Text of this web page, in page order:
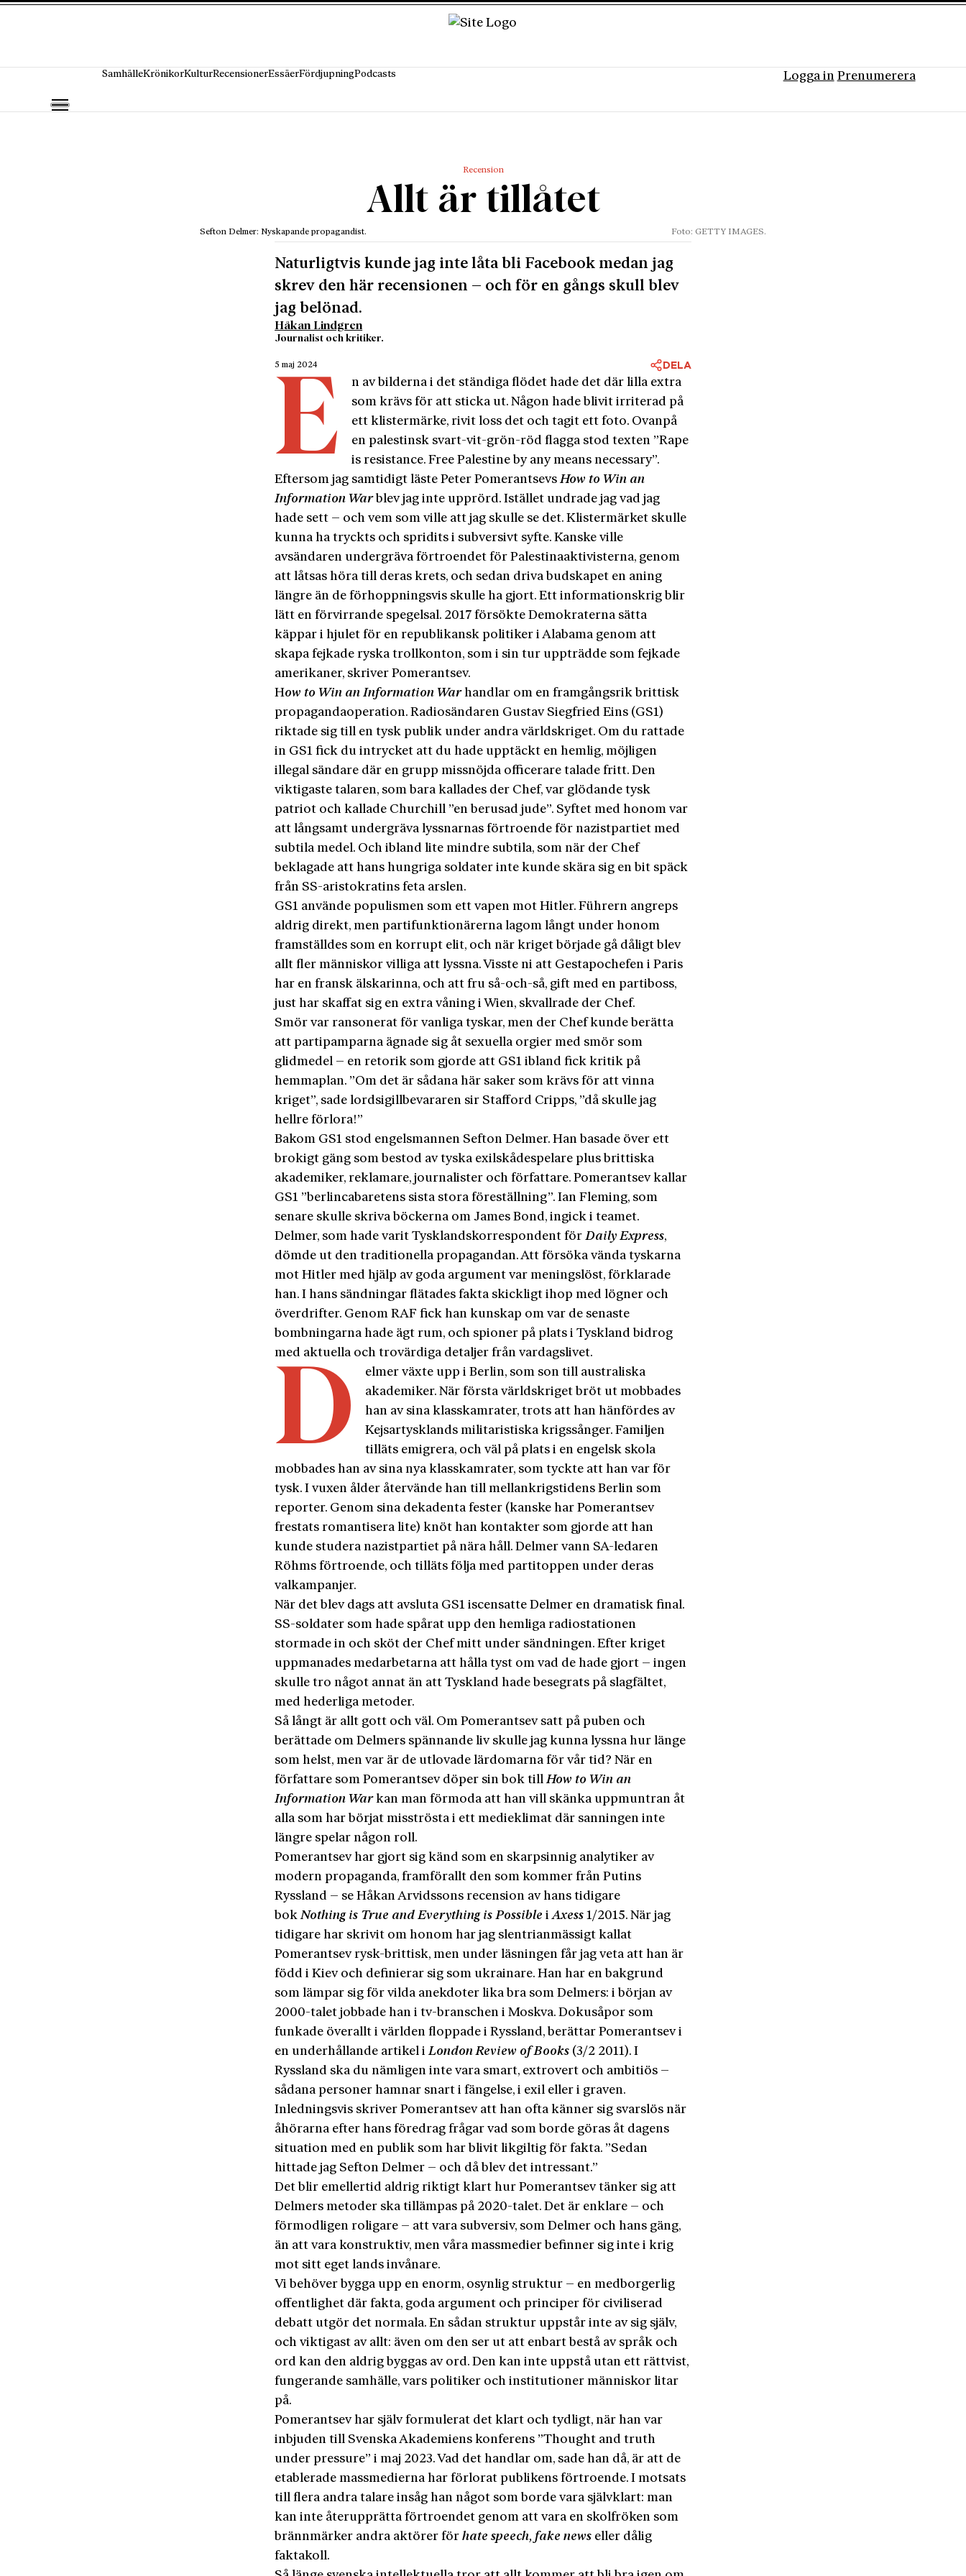
SamhälleKrönikorKulturRecensionerEssäerFördjupningPodcasts Logga in Prenumerera
Recension
Allt är tillåtet
Sefton Delmer: Nyskapande propagandist. Foto: GETTY IMAGES.
Naturligtvis kunde jag inte låta bli Facebook medan jag
skrev den här recensionen – och för en gångs skull blev
jag belönad.
Håkan Lindgren
Journalist och kritiker.
5 maj 2024 DELA
E
n av bilderna i det ständiga flödet hade det där lilla extra
som krävs för att sticka ut. Någon hade blivit irriterad på
ett klistermärke, rivit loss det och tagit ett foto. Ovanpå
en palestinsk svart-vit-grön-röd flagga stod texten ”Rape
is resistance. Free Palestine by any means necessary”.
Eftersom jag samtidigt läste Peter PomerantsevsHow to Win an
Information Warblev jag inte upprörd. Istället undrade jag vad jag
hade sett – och vem som ville att jag skulle se det. Klistermärket skulle
kunna ha tryckts och spridits i subversivt syfte. Kanske ville
avsändaren undergräva förtroendet för Palestina­aktivisterna, genom
att låtsas höra till deras krets, och sedan driva budskapet en aning
längre än de förhoppningsvis skulle ha gjort. Ett informationskrig blir
lätt en förvirrande spegelsal. 2017 försökte Demokraterna sätta
käppar i hjulet för en republikansk politiker i Alabama genom att
skapa fejkade ryska trollkonton, som i sin tur uppträdde som fejkade
amerikaner, skriver Pomerantsev.
How to Win an Information Warhandlar om en framgångsrik brittisk
propagandaoperation. Radiosändaren Gustav Siegfried Eins (GS1)
riktade sig till en tysk publik under andra världskriget. Om du rattade
in GS1 fick du intrycket att du hade upptäckt en hemlig, möjligen
illegal sändare där en grupp missnöjda officerare talade fritt. Den
viktigaste talaren, som bara kal­lades der Chef, var glödande tysk
patriot­ och kal­lade Churchill ”en berusad jude”. Syftet med honom var
att långsamt undergräva lyssnarnas förtroende för nazistpartiet med
subtila medel. Och ibland lite mindre subtila, som när der Chef
beklagade att hans hungriga soldater inte kunde skära sig en bit späck
från SS-aristokratins feta arslen.
GS1 använde populismen som ett vapen mot Hitler. Führern angreps
aldrig direkt, men partifunktionärerna lagom långt under honom
framställdes som en korrupt elit, och när kriget började gå dåligt blev
allt fler människor villiga att lyssna. Visste ni att Gestapochefen i Paris
har en fransk älskarinna, och att fru så-och-så, gift med en partiboss,
just har skaffat sig en extra våning i Wien, skvallrade der Chef.
Smör var ransonerat för vanliga tyskar, men der Chef kunde berätta
att partipamparna ägnade sig åt sexuella orgier med smör som
glidmedel – en retorik som gjorde att GS1 ibland fick kritik på
hemma­plan. ”Om det är sådana här saker som krävs för att vinna
kriget”, sade lordsigillbevararen sir Stafford Cripps, ”då skulle jag
hellre förlora!”
Bakom GS1 stod engelsmannen Sefton Delmer. Han basade över ett
brokigt gäng som bestod av tyska exilskådespelare plus brittiska
akademiker, reklamare, journalister och författare. Pomerantsev kallar
GS1 ”berlincabaretens sista stora föreställning”. Ian Fleming, som
senare skulle skriva böckerna om James Bond, ingick i teamet.
Delmer, som hade varit Tysklandskorrespondent förDaily Express,
dömde ut den traditionella propagandan. Att försöka vända tyskarna
mot Hitler med hjälp av goda argument var meningslöst, förklarade
han. I hans sändningar flätades fakta skickligt ihop med lögner och
överdrifter. Genom RAF fick han kunskap om var de senaste
bombningarna hade ägt rum, och spioner på plats i Tyskland bidrog
med aktuella och trovärdiga detaljer från vardagslivet.
D
elmer växte upp i Berlin, som son till australiska
akademiker. När första världskriget bröt ut mobbades
han av sina klasskamrater, trots att han hänfördes av
Kejsartysklands militaristiska krigssånger. Familjen
tilläts emigrera, och väl på plats i en engelsk skola
mobbades han av sina nya klasskamrater, som tyckte att han var för
tysk. I vuxen ålder återvände han till mellankrigstidens Berlin som
reporter. Genom sina dekadenta fester (kanske har Pomerantsev
frestats romantisera lite) knöt han kontakter som gjorde att han
kunde studera nazistpartiet på nära håll. Delmer vann SA-ledaren
Röhms förtroende, och tilläts följa med partitoppen under deras
valkampanjer.
När det blev dags att avsluta GS1 iscensatte Delmer en dramatisk final.
SS-soldater som hade spårat upp den hemliga radiostationen
stormade in och sköt der Chef mitt under sändningen. Efter kriget
uppmanades medarbetarna att hålla tyst om vad de hade gjort – ingen
skulle tro något annat än att Tyskland hade besegrats på slagfältet,
med hederliga metoder.
Så långt är allt gott och väl. Om Pomerantsev satt på puben och
berättade om Delmers spännande liv skulle jag kunna lyssna hur länge
som helst, men var är de utlovade lärdomarna för vår tid? När en
författare som Pomerantsev döper sin bok tillHow to Win an
Information Warkan man förmoda att han vill skänka uppmuntran åt
alla som har börjat misströsta i ett medieklimat där sanningen inte
längre spelar någon roll.
Pomerantsev har gjort sig känd som en skarpsinnig analytiker av
modern propaganda, framförallt den som kommer från Putins
Ryssland – se Håkan Arvidssons recension av hans tidigare
bokNothing is True and Everything is Possible iAxess­1/2015. När jag
tidigare har skrivit om honom har jag slentrianmässigt kal­lat
Pomerantsev rysk-brittisk, men under läsningen får jag veta att han är
född i Kiev och definierar sig som ukrainare. Han har en bakgrund
som lämpar sig för vilda anekdoter lika bra som Delmers: i början av
2000-talet jobbade han i tv-branschen i Moskva. Dokusåpor som
funkade överallt i världen floppade i Ryssland, berättar Pomerantsev i
en underhållande artikel iLondon Review of Books (3/2 2011). I
Ryssland ska du nämligen inte vara smart, extrovert och ambitiös –
sådana personer hamnar snart i fängelse, i exil eller i graven.
Inledningsvis skriver Pomerantsev att han ofta känner sig svarslös när
åhörarna efter hans föredrag frågar vad som borde göras åt dagens
situation med en publik som har blivit likgiltig för fakta. ”Sedan
hittade jag Sefton Delmer – och då blev det intressant.”
Det blir emellertid aldrig riktigt klart hur Pomerantsev tänker sig att
Delmers metoder ska tillämpas på 2020-talet. Det är enklare – och
förmodligen roligare – att vara subversiv, som Delmer och hans gäng,
än att vara konstruktiv, men våra massmedier befinner sig inte i krig
mot sitt eget lands invånare.
Vi behöver bygga upp en enorm, osynlig struktur – en medborgerlig
offentlighet där fakta, goda argument och principer för civiliserad
debatt utgör det normala. En sådan struktur uppstår inte av sig själv,
och viktigast av allt: även om den ser ut att enbart bestå av språk och
ord kan den aldrig byggas av ord. Den kan inte uppstå utan ett rättvist,
fungerande samhälle, vars politiker och institutioner männi­skor litar
på.
Pomerantsev har själv formulerat det klart och tydligt, när han var
inbjuden till Svenska Akademiens konferens ”Thought and truth
under pressure” i maj 2023. Vad det handlar om, sade han då, är att de
etablerade massmedierna har förlorat publikens förtroende. I motsats
till flera andra talare insåg han något som borde vara självklart: man
kan inte återupprätta förtroendet genom att vara en skolfröken som
brännmärker andra aktörer förhate speech, fake news eller dålig
faktakoll.